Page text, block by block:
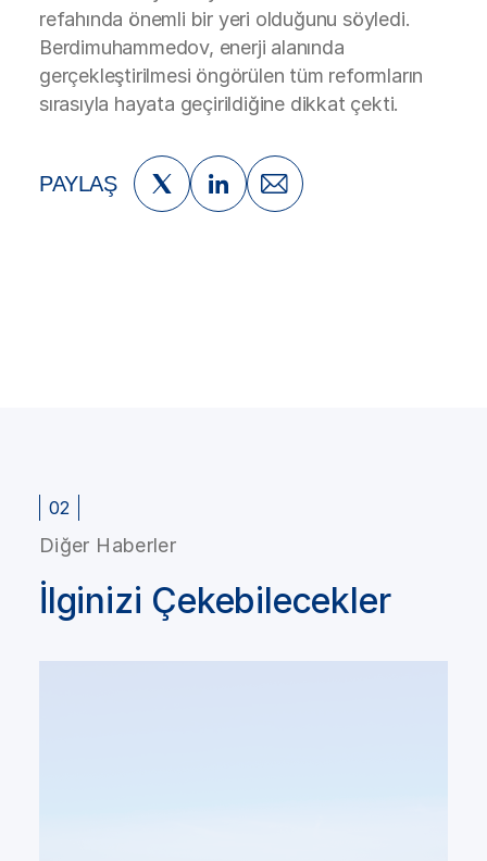
refahında önemli bir yeri olduğunu söyledi.
Berdimuhammedov, enerji alanında
gerçekleştirilmesi öngörülen tüm reformların
sırasıyla hayata geçirildiğine dikkat çekti.
PAYLAŞ
02
Diğer Haberler
İlginizi Çekebilecekler